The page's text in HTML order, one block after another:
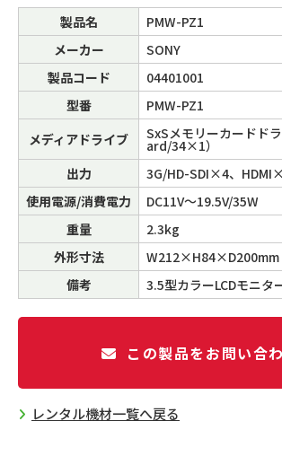
製品名
PMW-PZ1
メーカー
SONY
製品コード
04401001
型番
PMW-PZ1
メディアドライブ
SxSメモリーカードド
ard/34×1）
出力
3G/HD-SDI×4、
使用電源/消費電力
DC11V～19.5V/35W
重量
2.3kg
外形寸法
W212×H84×D200mm
備考
3.5型カラーLCDモニタ
この製品をお問い合
レンタル機材一覧へ戻る